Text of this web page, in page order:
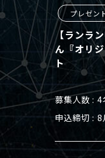
プレゼン
【ランラ
ん『オリ
ト
募集人数
4
申込締切
8